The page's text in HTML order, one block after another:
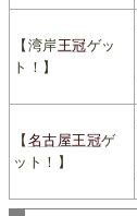
【湾岸王冠ゲッ
ト！】
【 名古屋王冠ゲ
ット！】